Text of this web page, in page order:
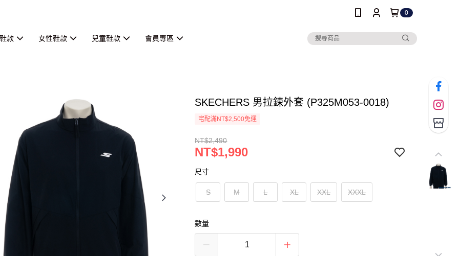
0
款 女性鞋款 兒童鞋款 會員專區
SKECHERS 男拉鍊外套 (P325M053-0018)
宅配滿NT$2,500免運
NT$2,490
NT$1,990
尺寸
S M L XL XXL XXXL
數量